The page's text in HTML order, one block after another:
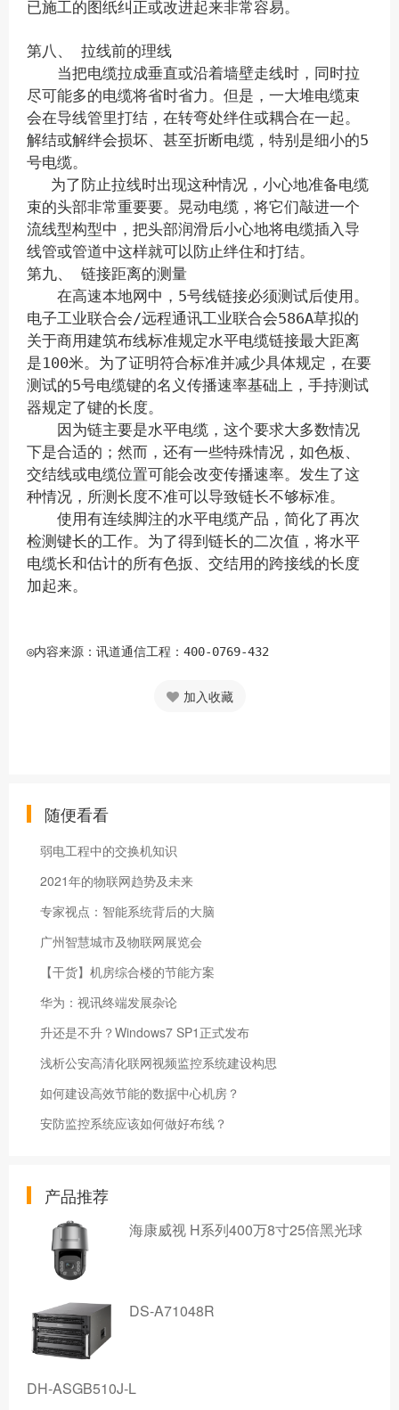
已施工的图纸纠正或改进起来非常容易。
第八、 拉线前的理线
当把电缆拉成垂直或沿着墙壁走线时，同时拉
尽可能多的电缆将省时省力。但是，一大堆电缆束
会在导线管里打结，在转弯处绊住或耦合在一起。
解结或解绊会损坏、甚至折断电缆，特别是细小的5
号电缆。
为了防止拉线时出现这种情况，小心地准备电缆
束的头部非常重要要。晃动电缆，将它们敲进一个
流线型构型中，把头部润滑后小心地将电缆插入导
线管或管道中这样就可以防止绊住和打结。
第九、 链接距离的测量
在高速本地网中，5号线链接必须测试后使用。
电子工业联合会/远程通讯工业联合会586A草拟的
关于商用建筑布线标准规定水平电缆链接最大距离
是100米。为了证明符合标准并减少具体规定，在要
测试的5号电缆键的名义传播速率基础上，手持测试
器规定了键的长度。
因为链主要是水平电缆，这个要求大多数情况
下是合适的；然而，还有一些特殊情况，如色板、
交结线或电缆位置可能会改变传播速率。发生了这
种情况，所测长度不准可以导致链长不够标准。
使用有连续脚注的水平电缆产品，简化了再次
检测键长的工作。为了得到链长的二次值，将水平
电缆长和估计的所有色扳、交结用的跨接线的长度
加起来。
◎内容来源：讯道通信工程：400-0769-432
加入收藏
随便看看
弱电工程中的交换机知识
2021年的物联网趋势及未来
专家视点：智能系统背后的大脑
广州智慧城市及物联网展览会
【干货】机房综合楼的节能方案
华为：视讯终端发展杂论
升还是不升？Windows7 SP1正式发布
浅析公安高清化联网视频监控系统建设构思
如何建设高效节能的数据中心机房？
安防监控系统应该如何做好布线？
产品推荐
海康威视 H系列400万8寸25倍黑光球
DS-A71048R
DH-ASGB510J-L